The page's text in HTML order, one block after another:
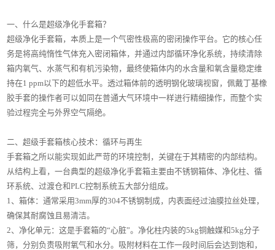
一、什么是超级净化手套箱？
超级净化手套箱，本质上是一个气密性极高的密闭操作平台。它的核心任
务是将高纯惰性气体充入密闭箱体，并通过内部循环净化系统，持续清除
箱内氧气、水蒸气和有机污染物，最终使箱体内的水含量和氧含量稳定维
持在1 ppm以下的超低水平。透过箱体前的透明钢化玻璃视窗，佩戴丁基橡
胶手套的操作者可以如同在普通大气环境中一样进行精细操作，而整个实
验过程完全与外界空气隔绝。
二、超级手套箱核心技术：循环与再生
手套箱之所以能实现如此严苛的环境控制，关键在于其精密的内部结构。
从结构上看，一台典型的超级净化手套箱主要由不锈钢箱体、净化柱、循
环系统、过渡仓和PLC控制系统五大部分组成。
1、箱体：通常采用3mm厚的304不锈钢制成，内表面经过油膜拉丝处理，
确保其耐腐蚀且易清洁。
2、净化单元：这是手套箱的“心脏”。净化柱内装的5kg铜触媒和5kg分子
筛，分别负责吸附氧气和水分。吸附材料在工作一段时间后会达到饱和，